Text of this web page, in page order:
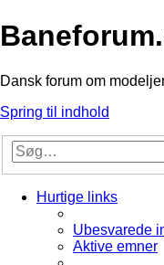
Dansk forum om
Spring til indhold
Hurtige links
Ubesvarede
Aktive emner